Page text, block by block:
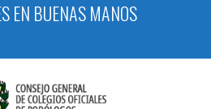
EN BUENAS MANOS